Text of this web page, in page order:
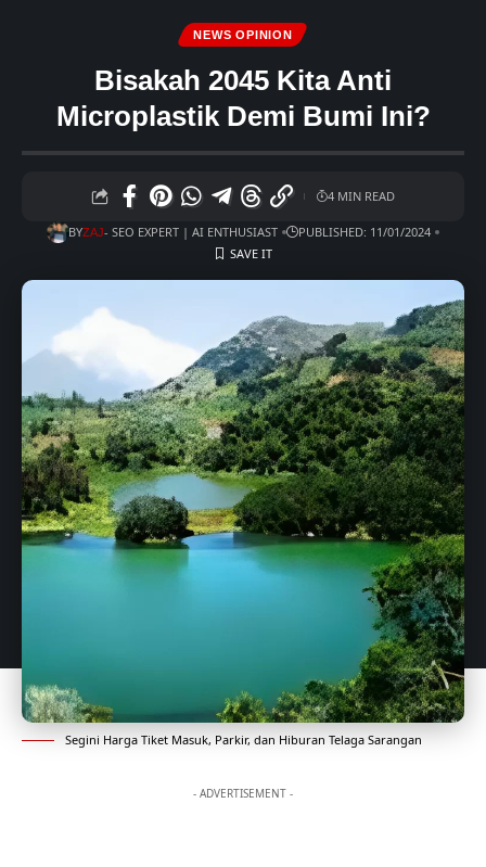
NEWS OPINION
Bisakah 2045 Kita Anti
Microplastik Demi Bumi Ini?
BYZAJ- SEO EXPERT | AI ENTHUSIAST PUBLISHED: 11/01/2024
4 MIN READ
Segini Harga Tiket Masuk, Parkir, dan Hiburan Telaga Sarangan
- ADVERTISEMENT -